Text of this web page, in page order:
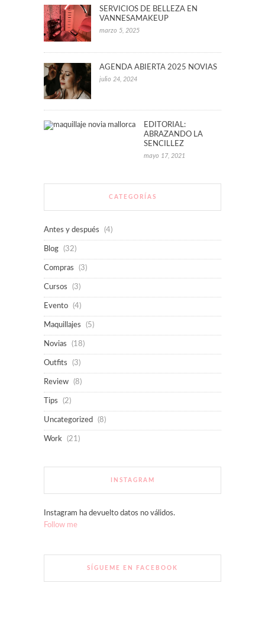
SERVICIOS DE BELLEZA EN
VANNESAMAKEUP
marzo 5, 2025
AGENDA ABIERTA 2025 NOVIAS
julio 24, 2024
EDITORIAL:
ABRAZANDO LA
SENCILLEZ
mayo 17, 2021
CATEGORÍAS
Antes y después (4)
Blog (32)
Compras (3)
Cursos (3)
Evento (4)
Maquillajes (5)
Novias (18)
Outfits (3)
Review (8)
Tips (2)
Uncategorized (8)
Work (21)
INSTAGRAM
Instagram ha devuelto datos no válidos.
Follow me
SÍGUEME EN FACEBOOK